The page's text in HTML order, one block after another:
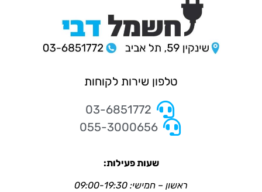
טלפון שירות לקוחות
03-6851772
055-3000656
שעות פעילות:
ראשון – חמישי: 09:00-19:30